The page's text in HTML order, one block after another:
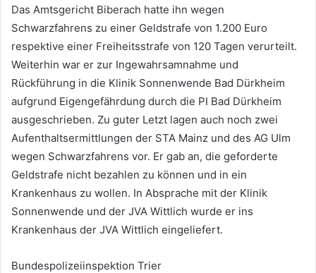
Das Amtsgericht Biberach hatte ihn wegen
Schwarzfahrens zu einer Geldstrafe von 1.200 Euro
respektive einer Freiheitsstrafe von 120 Tagen verurteilt.
Weiterhin war er zur Ingewahrsamnahme und
Rückführung in die Klinik Sonnenwende Bad Dürkheim
aufgrund Eigengefährdung durch die PI Bad Dürkheim
ausgeschrieben. Zu guter Letzt lagen auch noch zwei
Aufenthaltsermittlungen der STA Mainz und des AG Ulm
wegen Schwarzfahrens vor. Er gab an, die geforderte
Geldstrafe nicht bezahlen zu können und in ein
Krankenhaus zu wollen. In Absprache mit der Klinik
Sonnenwende und der JVA Wittlich wurde er ins
Krankenhaus der JVA Wittlich eingeliefert.
Bundespolizeiinspektion Trier